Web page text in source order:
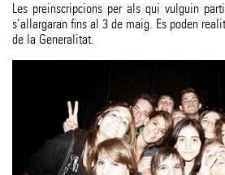
Les preinscripcions per als qui vulguin
s’allargaran fins al 3 de maig. Es poden
de la Generalitat.